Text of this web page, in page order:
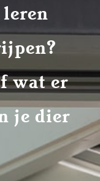
wat er
je dier